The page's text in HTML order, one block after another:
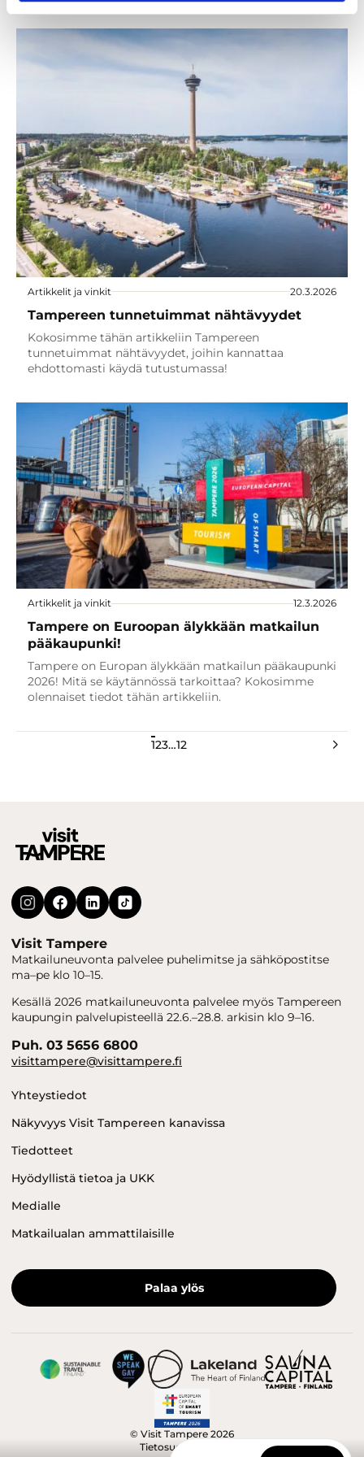
Artikkelit ja vinkit 20.3.2026
Tampereen tunnetuimmat nähtävyydet
Kokosimme tähän artikkeliin Tampereen
tunnetuimmat nähtävyydet, joihin kannattaa
ehdottomasti käydä tutustumassa!
Artikkelit ja vinkit 12.3.2026
Tampere on Euroopan älykkään matkailun
pääkaupunki!
Tampere on Europan älykkään matkailun pääkaupunki
2026! Mitä se käytännössä tarkoittaa? Kokosimme
olennaiset tiedot tähän artikkeliin.
123…12 Seuraavat
Visit Tampere
Matkailuneuvonta palvelee puhelimitse ja sähköpostitse
ma–pe klo 10–15.
Kesällä 2026 matkailuneuvonta palvelee myös Tampereen
kaupungin palvelupisteellä 22.6.–28.8. arkisin klo 9–16.
Puh. 03 5656 6800
visittampere@visittampere.fi
Yhteystiedot
Näkyvyys Visit Tampereen kanavissa
Tiedotteet
Hyödyllistä tietoa ja UKK
Medialle
Matkailualan ammattilaisille
Palaa ylös
© Visit Tampere 2026
Tietosuojaseloste